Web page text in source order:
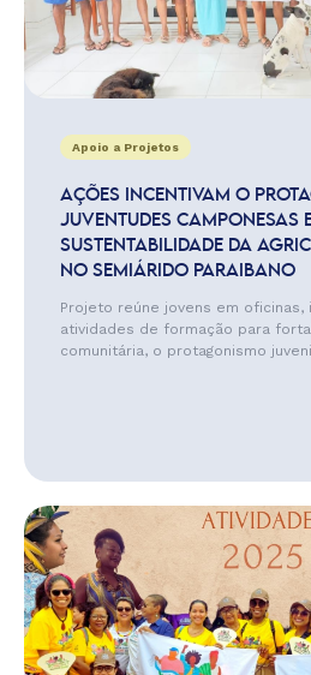
Apoio a Projetos
AÇÕES INCENTIVAM O
JUVENTUDES CAMPONESAS
SUSTENTABILIDADE DA
NO SEMIÁRIDO PARAIBANO
Projeto reúne jovens em oficinas,
atividades de formação para
comunitária, o protagonismo